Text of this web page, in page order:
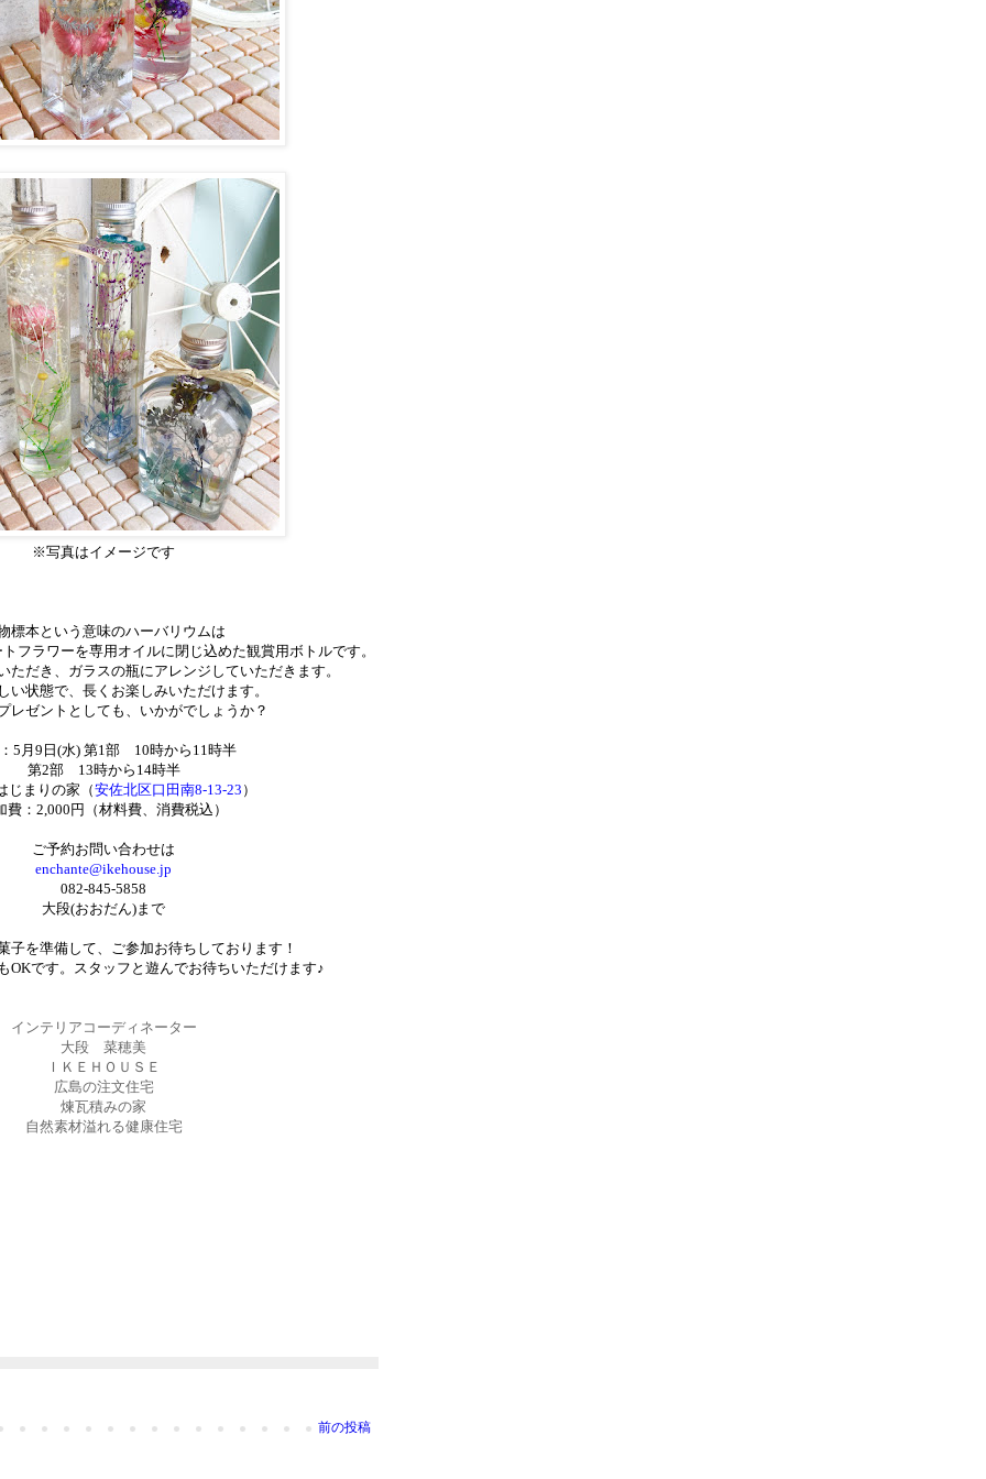
※写真はイメージです
標本という意味のハーバリウムは
フラワーを専用オイルに閉じ込めた観賞用ボトルです。
ただき、ガラスの瓶にアレンジしていただきます。
い状態で、長くお楽しみいただけます。
レゼントとしても、いかがでしょうか？
5 月9 日(水) 第1 部 10時から 11 時半
第2部 13時から 14時半
じまりの家（安佐北区口田南8-13-23 ）
費： 2,000円（材料費、消費税込）
ご予約お問い合わせは
enchante@ikehouse.jp
082-845-5858
大段(おおだん) まで
子を準備して、ご参加お待ちしております！
OKです。スタッフと遊んでお待ちいただけます♪
インテリアコーディネーター
大段 菜穂美
ＩＫＥＨＯＵＳＥ
広島の注文住宅
煉瓦積みの家
自然素材溢れる健康住宅
前の投稿